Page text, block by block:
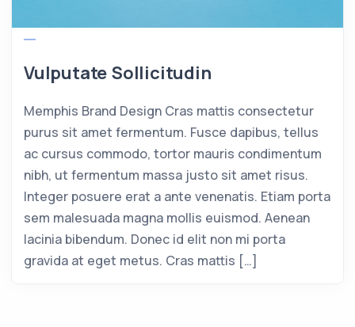
Vulputate Sollicitudin
Memphis Brand Design Cras mattis consectetur
purus sit amet fermentum. Fusce dapibus, tellus
ac cursus commodo, tortor mauris condimentum
nibh, ut fermentum massa justo sit amet risus.
Integer posuere erat a ante venenatis. Etiam porta
sem malesuada magna mollis euismod. Aenean
lacinia bibendum. Donec id elit non mi porta
gravida at eget metus. Cras mattis […]